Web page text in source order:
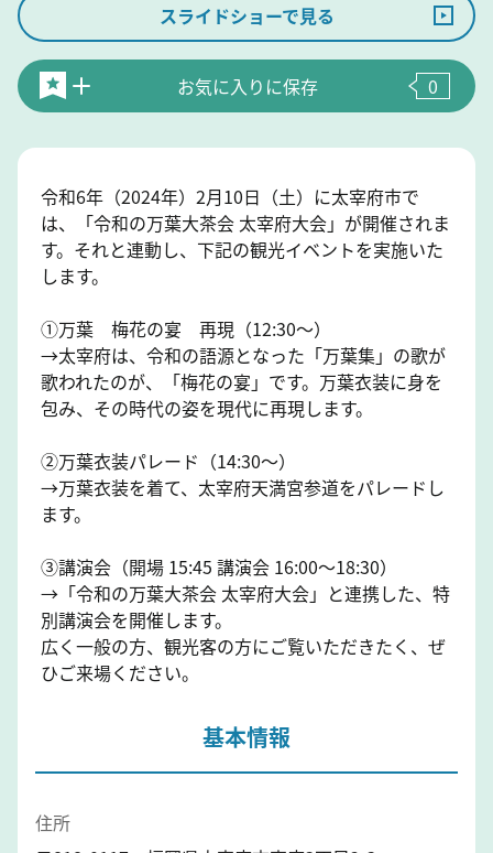
スライドショーで見る
お気に入りに保存 0
令和6年（2024年）2月10日（土）に太宰府市で
は、「令和の万葉大茶会 太宰府大会」が開催されま
す。それと連動し、下記の観光イベントを実施いた
します。
①万葉 梅花の宴 再現（12:30～）
→太宰府は、令和の語源となった「万葉集」の歌が
歌われたのが、「梅花の宴」です。万葉衣装に身を
包み、その時代の姿を現代に再現します。
②万葉衣装パレード（14:30～）
→万葉衣装を着て、太宰府天満宮参道をパレードし
ます。
③講演会（開場 15:45 講演会 16:00～18:30）
→「令和の万葉大茶会 太宰府大会」と連携した、特
別講演会を開催します。
広く一般の方、観光客の方にご覧いただきたく、ぜ
ひご来場ください。
基本情報
住所